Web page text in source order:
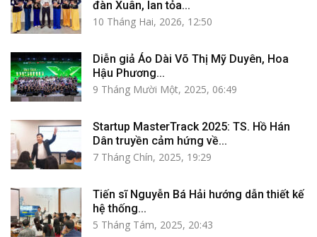
đàn Xuân, lan tỏa...
10 Tháng Hai, 2026, 12:50
Diễn giả Áo Dài Võ Thị Mỹ Duyên, Hoa
Hậu Phương...
9 Tháng Mười Một, 2025, 06:49
Startup MasterTrack 2025: TS. Hồ Hán
Dân truyền cảm hứng về...
7 Tháng Chín, 2025, 19:29
Tiến sĩ Nguyễn Bá Hải hướng dẫn thiết kế
hệ thống...
5 Tháng Tám, 2025, 20:43